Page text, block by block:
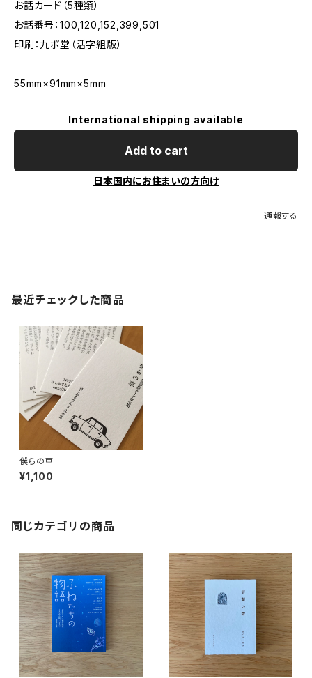
お話カード（5種類）
お話番号：100,120,152,399,501
印刷：九ポ堂（活字組版）
55mm×91mm×5mm
International shipping available
Add to cart
日本国内にお住まいの方向け
通報する
最近チェックした商品
僕らの車
¥1,100
同じカテゴリの商品